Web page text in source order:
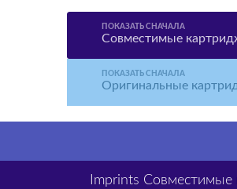
ПОКАЗАТЬ СНАЧАЛА
Совместимые
ПОКАЗАТЬ СНАЧАЛА
Оригинальные
Imprints